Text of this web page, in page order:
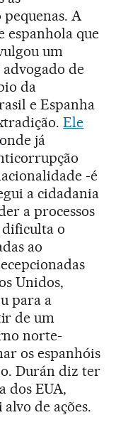
pequenas. A
espanhola que
um
de
da
e Espanha
Ele
já
-é
a cidadania
a processos
dificulta o
ao
Unidos,
para a
de um
norte-
os espanhóis
Durán diz ter
dos EUA,
de ações.